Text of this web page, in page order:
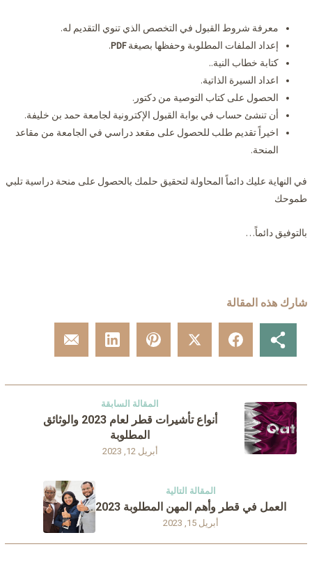
معرفة شروط القبول في التخصص الذي تنوي التقديم له.
إعداد الملفات المطلوبة وحفظها بصيغةPDF
.
كتابة خطاب النية..
اعداد السيرة الذاتية.
الحصول على كتاب التوصية من دكتور.
أن تنشئ حساب في بوابة القبول الإكترونية لجامعة حمد بن خليفة.
اخيراً تقديم طلب للحصول على مقعد دراسي في الجامعة من مقاعد
المنحة.
في النهاية عليك دائماً المحاولة لتحقيق حلمك بالحصول على منحة دراسية تلبي
طموحك
بالتوفيق دائماً…
شارك هذه المقالة
المقالة السابقة
أبريل 12, 2023
أنواع تأشيرات قطر لعام 2023 والوثائق
المطلوبة
المقالة التالية
أبريل 15, 2023
العمل في قطر وأهم المهن المطلوبة 2023